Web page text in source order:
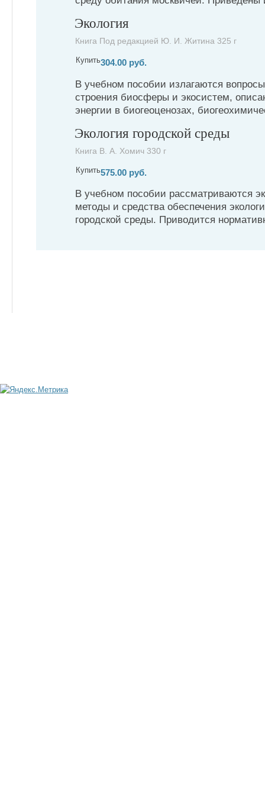
Экология
Книга Под редакцией Ю. И. Житина 325 г
Купить304.00 руб.
В учебном пособии излагаются
строения биосферы и экосистем,
энергии в биогеоценозах,
Экология городской среды
Книга В. А. Хомич 330 г
Купить575.00 руб.
В учебном пособии рассматриваются
методы и средства обеспечения
городской среды. Приводится